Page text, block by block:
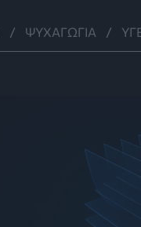
ΨΥΧΑΓΩΓΊΑ